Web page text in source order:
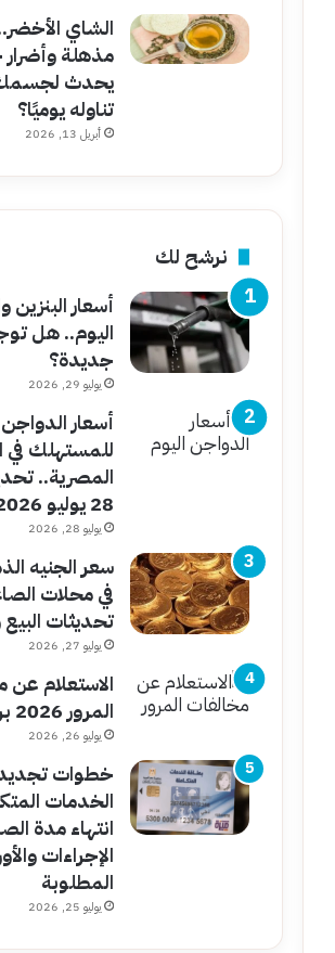
الشاي
مذهلة وأضرار
يحدث
تناوله يوميًا؟
أبريل 13, 2026
نرشح لك
أسعار البنزين
اليوم.. هل
جديدة؟
يوليو 29, 2026
أسعار
للمستهلك في
المصرية..
28 يوليو 2026
يوليو 28, 2026
سعر الجنيه
في محلات
تحديثات البيع
يوليو 27, 2026
الاستعلام عن
المرور 2026 برقم اللوحة
يوليو 26, 2026
خطوات
الخدمات
انتهاء مدة
الإجراءات
المطلوبة
يوليو 25, 2026